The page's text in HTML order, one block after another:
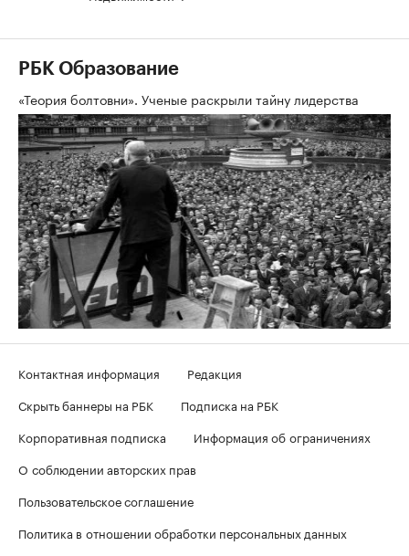
РБК Образование
«Теория болтовни». Ученые раскрыли тайну лидерства
Контактная информация
Редакция
Скрыть баннеры на РБК
Подписка на РБК
Корпоративная подписка
Информация об ограничениях
О соблюдении авторских прав
Пользовательское соглашение
Политика в отношении обработки персональных данных